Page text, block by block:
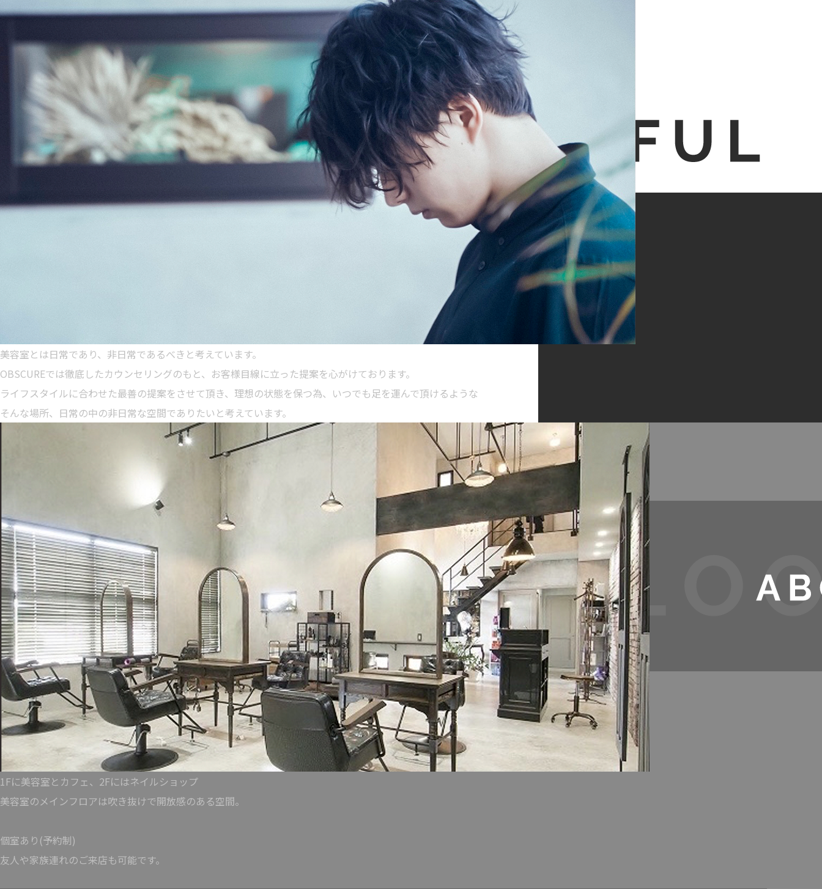
美容室とは日常であり、非日常であるべきと考えています。
OBSCUREでは徹底したカウンセリングのもと、お客様目線に立った提案を心がけております。
ライフスタイルに合わせた最善の提案をさせて頂き、理想の状態を保つ為、いつでも足を運んで頂けるような
そんな場所、日常の中の非日常な空間でありたいと考えています。
1Fに美容室とカフェ、2Fにはネイルショップ
美容室のメインフロアは吹き抜けで開放感のある空間。
個室あり(予約制)
友人や家族連れのご来店も可能です。